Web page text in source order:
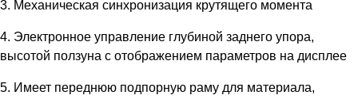
3. Механическая синхронизация крутящего момента
4. Электронное управление глубиной заднего упора,
высотой ползуна с отображением параметров на дисплее
5. Имеет переднюю подпорную раму для материала,